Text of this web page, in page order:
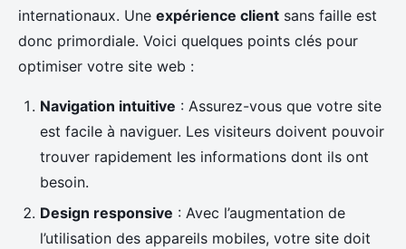
internationaux. Une expérience client sans faille est
donc primordiale. Voici quelques points clés pour
optimiser votre site web :
Navigation intuitive : Assurez-vous que votre site
est facile à naviguer. Les visiteurs doivent pouvoir
trouver rapidement les informations dont ils ont
besoin.
Design responsive : Avec l’augmentation de
l’utilisation des appareils mobiles, votre site doit